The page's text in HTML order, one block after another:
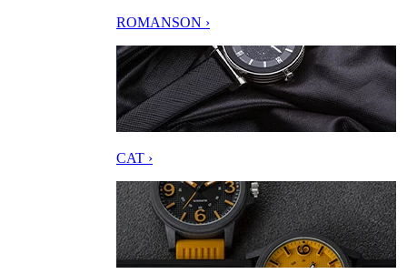
ROMANSON ›
CAT ›